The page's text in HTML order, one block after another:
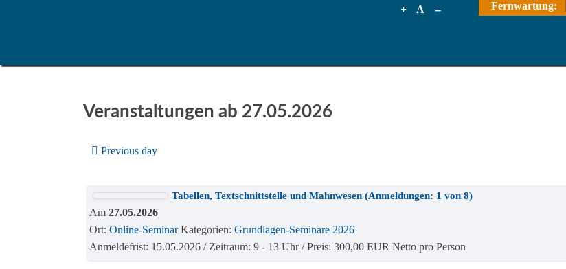
+ A -- Fernwartung:
Veranstaltungen ab 27.05.2026
Previous day
Tabellen, Textschnittstelle und Mahnwesen (Anmeldungen: 1 von 8)
Am27.05.2026
Ort:Online-Seminar Kategorien:Grundlagen-Seminare 2026
Anmeldefrist: 15.05.2026 / Zeitraum: 9 - 13 Uhr / Preis: 300,00 EUR Netto pro Person